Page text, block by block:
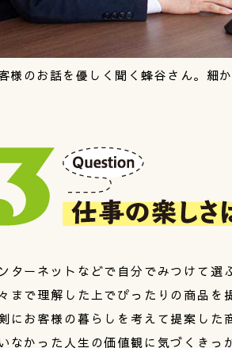
様のお話を優しく聞く蜂谷さん。細
ターネットなどで自分でみつけて選
まで理解した上でぴったりの商品を
にお客様の暮らしを考えて提案した
なかった人生の価値観に気づくき